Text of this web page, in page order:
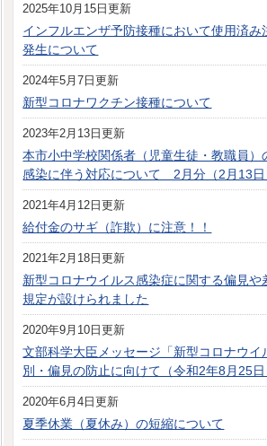
2025年10月15日更新
インフルエンザ予防接種において使用済
発生について
2024年5月7日更新
新型コロナワクチン接種について
2023年2月13日更新
本市小中学校関係者（児童生徒・教職員）
感染に伴う対応について 2月分（2月13日
2021年4月12日更新
給付金のサギ（詐欺）に注意！！
2021年2月18日更新
新型コロナウイルス感染症に関する偏見
規定が設けられました
2020年9月10日更新
文部科学大臣メッセージ「新型コロナウイ
別・偏見の防止に向けて（令和2年8月25
2020年6月4日更新
夏季休業（夏休み）の短縮について